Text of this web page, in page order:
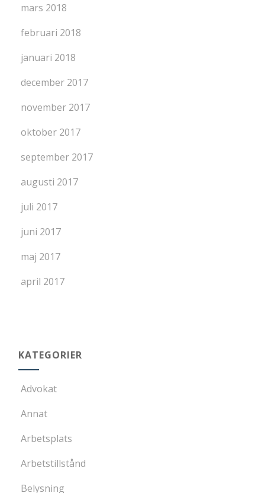
mars 2018
februari 2018
januari 2018
december 2017
november 2017
oktober 2017
september 2017
augusti 2017
juli 2017
juni 2017
maj 2017
april 2017
KATEGORIER
Advokat
Annat
Arbetsplats
Arbetstillstånd
Belysning